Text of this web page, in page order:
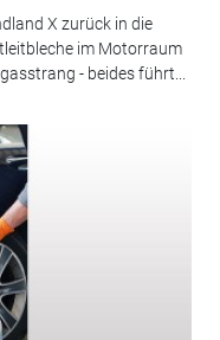
X zurück in die
im Motorraum
- beides führt...